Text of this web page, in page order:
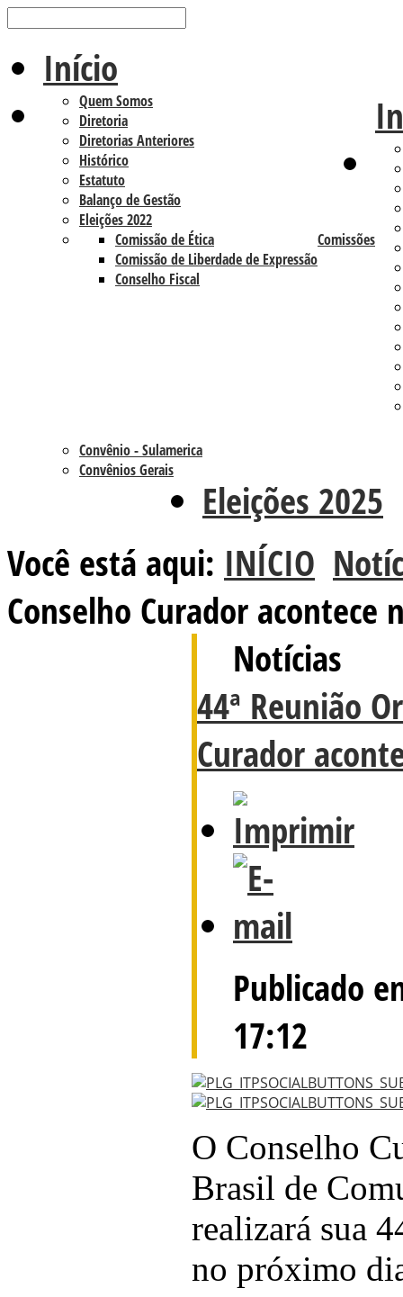
Início
Quem Somos
Diretoria
Diretorias Anteriores
Histórico
Estatuto
Balanço de Gestão
Eleições 2022
Comissões
Comissão de Ética
Comissão de Liberdade de Expressão
Conselho Fiscal
Convênio - Sulamerica
Convênios Gerais
Eleições 2025
Você está aqui: INÍCIO
Conselho Curador acontece
Notícias
44ª Reunião
Curador
Publicado
17:12
O Conselho
Brasil de
realizará sua
no próximo